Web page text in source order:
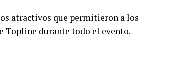
atractivos que permitieron a los
Topline durante todo el evento.